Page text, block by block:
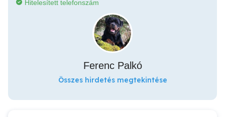
Hitelesített telefonszám
Ferenc Palkó
Összes hirdetés megtekintése